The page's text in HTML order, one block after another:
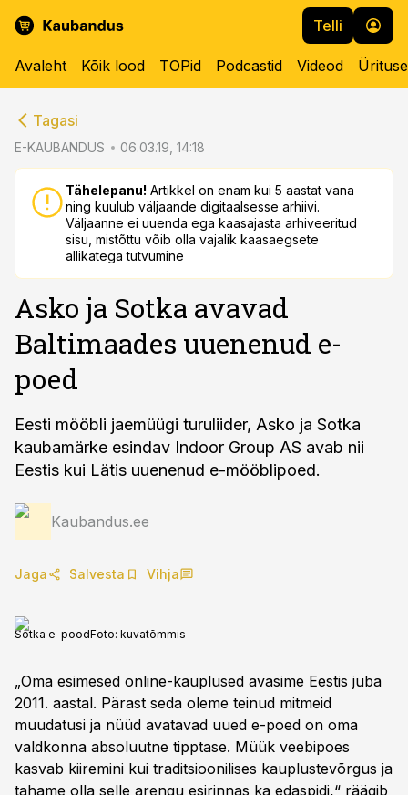
Telli
Avaleht Kõik lood TOPid Podcastid Videod
Tagasi
E-KAUBANDUS 06.03.19, 14:18
Tähelepanu! Artikkel on enam kui 5 aastat vana
ning kuulub väljaande digitaalsesse arhiivi.
Väljaanne ei uuenda ega kaasajasta arhiveeritud
sisu, mistõttu võib olla vajalik kaasaegsete
allikatega tutvumine
Asko ja Sotka avavad
Baltimaades uuenenud e-
poed
Eesti mööbli jaemüügi turuliider, Asko ja Sotka
kaubamärke esindav Indoor Group AS avab nii
Eestis kui Lätis uuenenud e-mööblipoed.
Kaubandus.ee
Jaga Salvesta Vihja
Sotka e-poodFoto: kuvatõmmis
„Oma esimesed online-kauplused avasime Eestis juba
2011. aastal. Pärast seda oleme teinud mitmeid
muudatusi ja nüüd avatavad uued e-poed on oma
valdkonna absoluutne tipptase. Müük veebipoes
kasvab kiiremini kui traditsioonilises kauplustevõrgus ja
tahame olla selle arengu esirinnas ka edaspidi,“ räägib